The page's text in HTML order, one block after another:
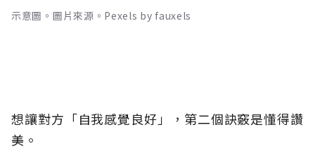
示意圖。圖片來源。Pexels by fauxels
想讓對方「自我感覺良好」，第二個訣竅是懂得讚
美。